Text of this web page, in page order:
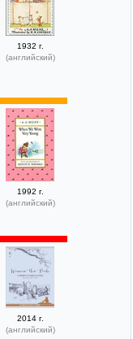
1932 г.
(английский)
1992 г.
(английский)
2014 г.
(английский)